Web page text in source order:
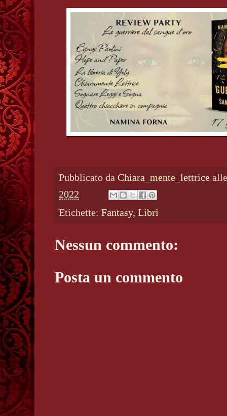
Pubblicato da Chiara_mente_lettrice
2022
Etichette: Fantasy, Libri
Nessun commento:
Posta un commento